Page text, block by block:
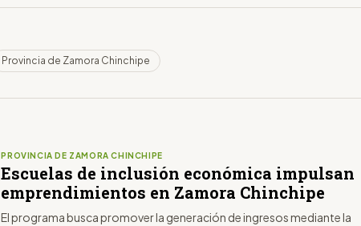
Provincia de Zamora Chinchipe
PROVINCIA DE ZAMORA CHINCHIPE
Escuelas de inclusión económica impulsan
emprendimientos en Zamora Chinchipe
El programa busca promover la generación de ingresos mediante la